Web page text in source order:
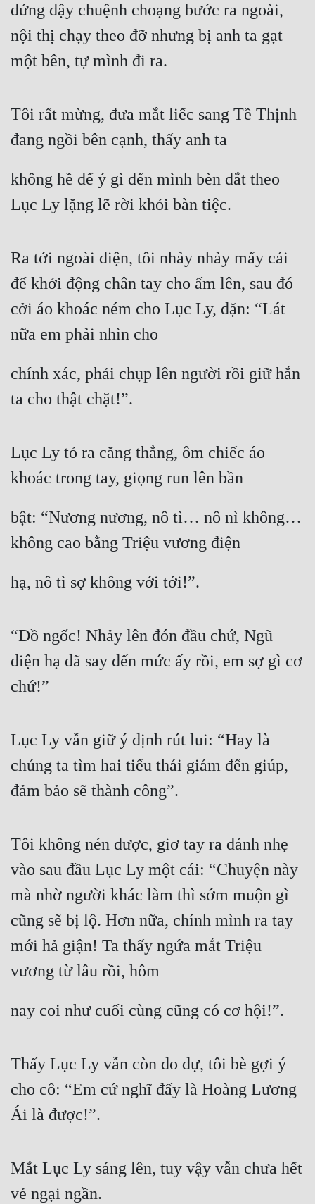
đứng dậy chuệnh choạng bước ra ngoài,
nội thị chạy theo đỡ nhưng bị anh ta gạt
một bên, tự mình đi ra.
Tôi rất mừng, đưa mắt liếc sang Tề Thịnh
đang ngồi bên cạnh, thấy anh ta
không hề để ý gì đến mình bèn dắt theo
Lục Ly lặng lẽ rời khỏi bàn tiệc.
Ra tới ngoài điện, tôi nhảy nhảy mấy cái
để khởi động chân tay cho ấm lên, sau đó
cởi áo khoác ném cho Lục Ly, dặn: “Lát
nữa em phải nhìn cho
chính xác, phải chụp lên người rồi giữ hắn
ta cho thật chặt!”.
Lục Ly tỏ ra căng thẳng, ôm chiếc áo
khoác trong tay, giọng run lên bần
bật: “Nương nương, nô tì… nô nì không…
không cao bằng Triệu vương điện
hạ, nô tì sợ không với tới!”.
“Đồ ngốc! Nhảy lên đón đầu chứ, Ngũ
điện hạ đã say đến mức ấy rồi, em sợ gì cơ
chứ!”
Lục Ly vẫn giữ ý định rút lui: “Hay là
chúng ta tìm hai tiểu thái giám đến giúp,
đảm bảo sẽ thành công”.
Tôi không nén được, giơ tay ra đánh nhẹ
vào sau đầu Lục Ly một cái: “Chuyện này
mà nhờ người khác làm thì sớm muộn gì
cũng sẽ bị lộ. Hơn nữa, chính mình ra tay
mới hả giận! Ta thấy ngứa mắt Triệu
vương từ lâu rồi, hôm
nay coi như cuối cùng cũng có cơ hội!”.
Thấy Lục Ly vẫn còn do dự, tôi bè gợi ý
cho cô: “Em cứ nghĩ đấy là Hoàng Lương
Ái là được!”.
Mắt Lục Ly sáng lên, tuy vậy vẫn chưa hết
vẻ ngại ngần.